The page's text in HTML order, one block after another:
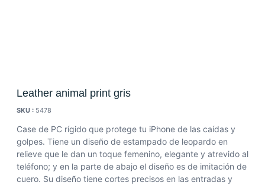
Leather animal print gris
SKU : 5478
Case de PC rígido que protege tu iPhone de las caídas y
golpes. Tiene un diseño de estampado de leopardo en
relieve que le dan un toque femenino, elegante y atrevido al
teléfono; y en la parte de abajo el diseño es de imitación de
cuero. Su diseño tiene cortes precisos en las entradas y